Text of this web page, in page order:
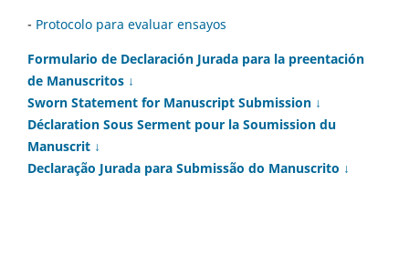
- Protocolo para evaluar ensayos
Formulario de Declaración Jurada para la preentación
de Manuscritos ↓
Sworn Statement for Manuscript Submission ↓
Déclaration Sous Serment pour la Soumission du
Manuscrit ↓
Declaração Jurada para Submissão do Manuscrito ↓